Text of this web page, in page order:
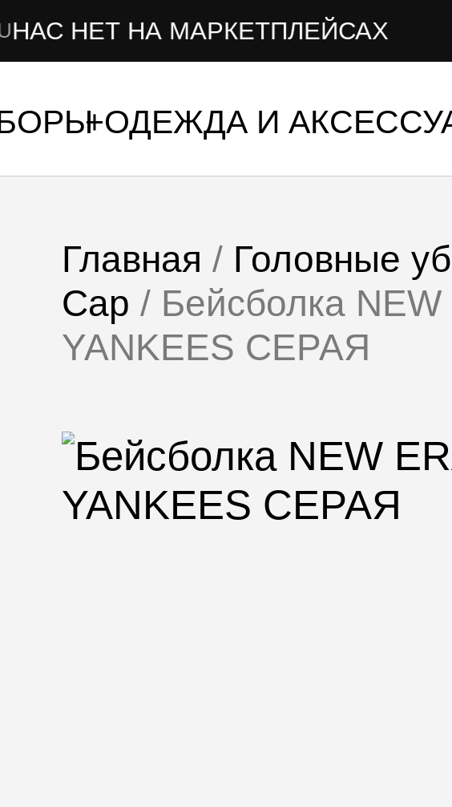
НА МАРКЕТПЛЕЙСАХ
ОДЕЖДА И
Главная / Головные
Cap / Бейсболка
YANKEES СЕРАЯ